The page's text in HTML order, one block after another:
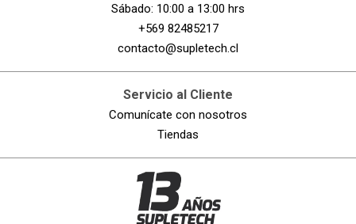
Sábado: 10:00 a 13:00 hrs
+569 82485217
contacto@supletech.cl
Servicio al Cliente
Comunícate con nosotros
Tiendas